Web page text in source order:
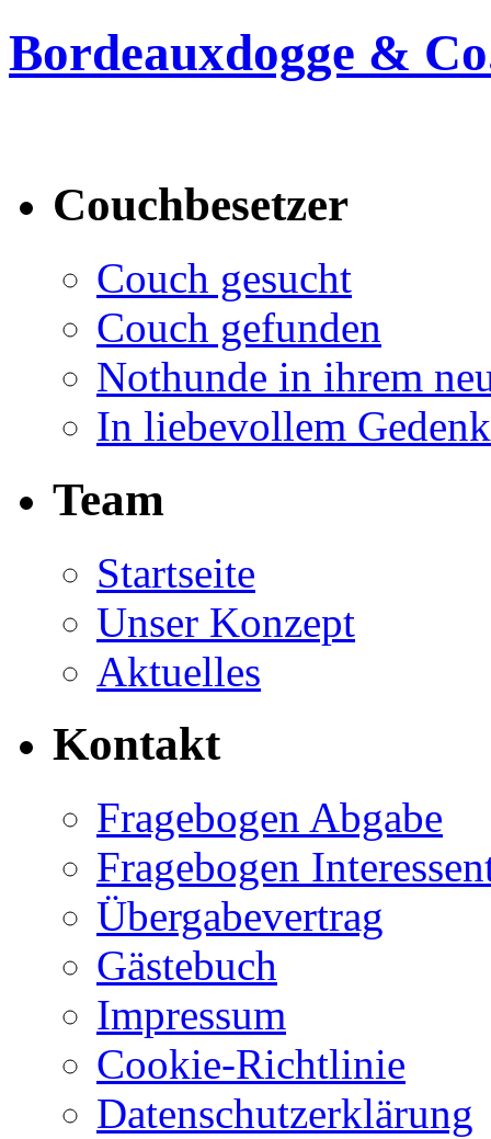
Bordeauxdogge &
Couchbesetzer
Couch gesucht
Couch gefunden
Nothunde in ihrem
In liebevollem
Team
Startseite
Unser Konzept
Aktuelles
Kontakt
Fragebogen Abgabe
Fragebogen
Übergabevertrag
Gästebuch
Impressum
Cookie-Richtlinie
Datenschutzerklärung